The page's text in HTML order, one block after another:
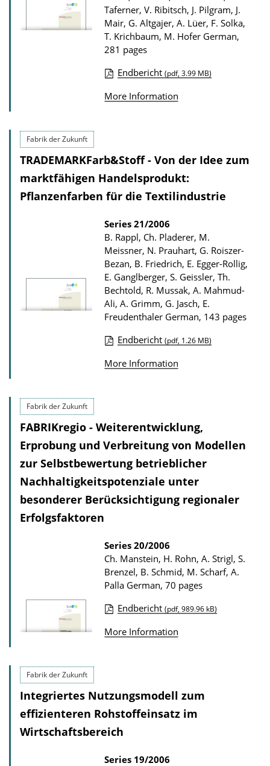
D
o
w
l
o
Taferner, V. Ribitsch, J. Pilgram, J.
Mair, G. Altgajer, A. Lüer, F. Solka,
T. Krichbaum, M. Hofer German,
281 pages
u
i
c
a
i
o
n
D
o
w
n
l
o
Endbericht (pdf, 3.99 MB)
More Information
Fabrik der Zukunft
TRADEMARKFarb&Stoff - Von der Idee zum
marktfähigen Handelsprodukt:
Pflanzenfarben für die Textilindustrie
Series 21/2006
B. Rappl, Ch. Pladerer, M.
Meissner, N. Prauhart, G. Roiszer-
Bezan, B. Friedrich, E. Egger-Rollig,
E. Ganglberger, S. Geissler, Th.
Bechtold, R. Mussak, A. Mahmud-
Ali, A. Grimm, G. Jasch, E.
Freudenthaler German, 143 pages
u
i
c
i
o
D
o
w
n
l
a
Endbericht (pdf, 1.26 MB)
More Information
Fabrik der Zukunft
FABRIKregio - Weiterentwicklung,
Erprobung und Verbreitung von Modellen
zur Selbstbewertung betrieblicher
Nachhaltigkeitspotenziale unter
besonderer Berücksichtigung regionaler
Erfolgsfaktoren
Series 20/2006
Ch. Manstein, H. Rohn, A. Strigl, S.
Brenzel, B. Schmid, M. Scharf, A.
Palla German, 70 pages
u
i
c
a
i
Endbericht (pdf, 989.96 kB)
More Information
Fabrik der Zukunft
Integriertes Nutzungsmodell zum
effizienteren Rohstoffeinsatz im
Wirtschaftsbereich
Series 19/2006